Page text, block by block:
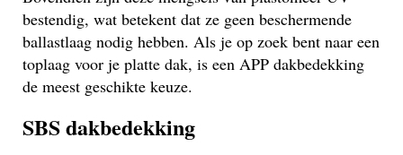
bestendig, wat betekent dat ze geen beschermende
ballastlaag nodig hebben. Als je op zoek bent naar een
toplaag voor je platte dak, is een APP dakbedekking
de meest geschikte keuze.
SBS dakbedekking